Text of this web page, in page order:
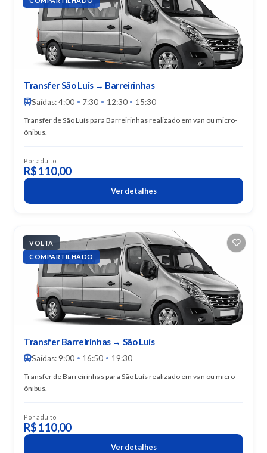
Transfer São Luís → Barreirinhas
Saídas: 4:00 • 7:30 • 12:30 • 15:30
Transfer de São Luís para Barreirinhas realizado em van ou micro-
ônibus.
Por adulto
R$ 110,00
Ver detalhes
VOLTA
COMPARTILHADO
Transfer Barreirinhas → São Luís
Saídas: 9:00 • 16:50 • 19:30
Transfer de Barreirinhas para São Luís realizado em van ou micro-
ônibus.
Por adulto
R$ 110,00
Ver detalhes